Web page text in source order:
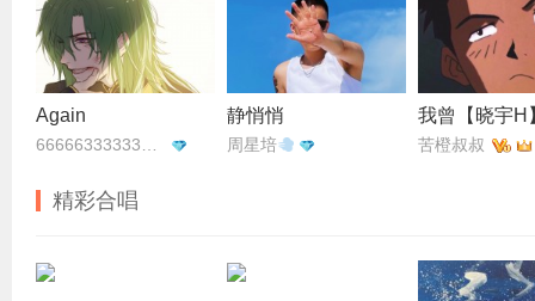
Again 静悄悄
周星培
我曾【晓宇H
苦橙叔叔
精彩合唱